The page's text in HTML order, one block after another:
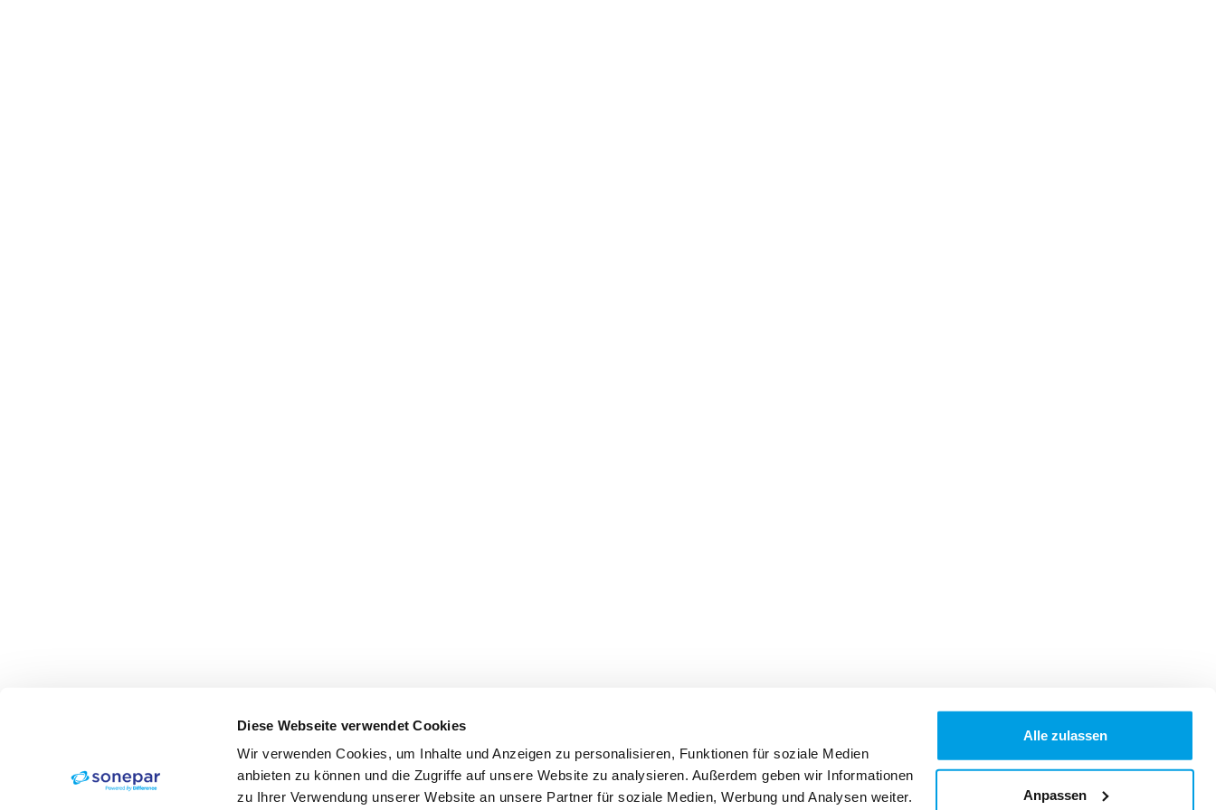
Diese Webseite verwendet Cookies
Wir verwenden Cookies, um Inhalte und Anzeigen zu personalisieren, Funktionen für soziale Medien
anbieten zu können und die Zugriffe auf unsere Website zu analysieren. Außerdem geben wir Informationen
zu Ihrer Verwendung unserer Website an unsere Partner für soziale Medien, Werbung und Analysen weiter.
Alle zulassen
Anpassen